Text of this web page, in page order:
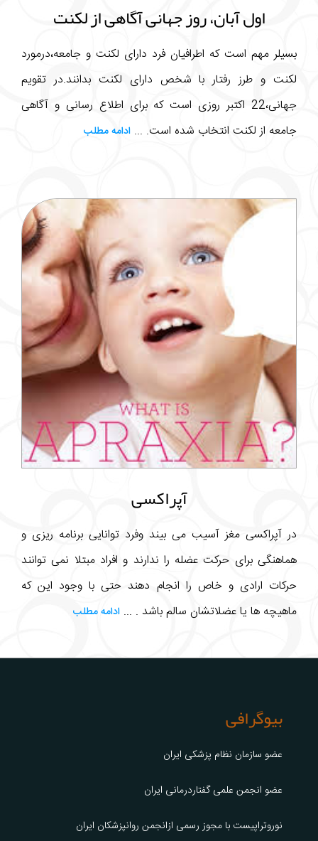
اول آبان، روز جهانی آگاهی از لکنت
بسیلر مهم است که اطرافیان فرد دارای لکنت و جامعه،درمورد
لکنت و طرز رفتار با شخص دارای لکنت بدانند.در تقویم
جهانی،22 اکتبر روزی است که برای اطلاع رسانی و آگاهی
جامعه از لکنت انتخاب شده است. ... ادامه مطلب
آپراکسی
در آپراکسی مغز آسیب می بیند وفرد توانایی برنامه ریزی و
هماهنگی برای حرکت عضله را ندارند و افراد مبتلا نمی توانند
حرکات ارادی و خاص را انجام دهند حتی با وجود این که
ماهیچه ها یا عضلاتشان سالم باشد . ... ادامه مطلب
بیوگرافی
عضو سازمان نظام پزشکی ایران
عضو انجمن علمی گفتاردرمانی ایران
نوروتراپیست با مجوز رسمی ازانجمن روانپزشکان ایران